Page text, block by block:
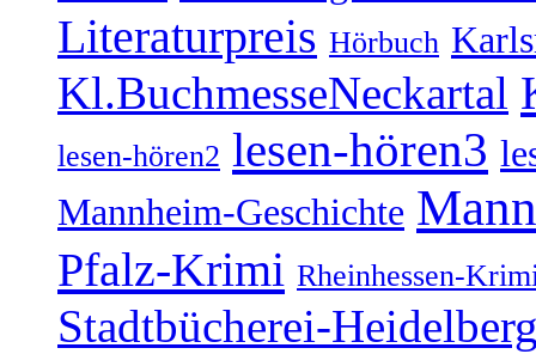
Literaturpreis Hörbuch
Kl.BuchmesseNeckartal
lesen-hören2 lesen-hören3
Mannheim-Geschichte
Pfalz-Krimi Rheinhessen-
Stadtbücherei-